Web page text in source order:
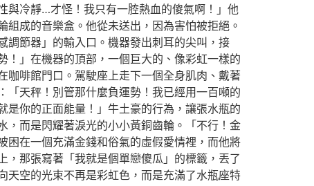
與冷靜…才怪！我只有一腔熱血的傻氣啊！」他
成的音樂盒。他從未送出，因為害怕被拒絕。
調節器」的輸入口。機器發出刺耳的尖叫，接
！」在機器的頂部，一個巨大的、像彩虹一樣的
咖啡館門口。駕駛座上走下一個全身肌肉、戴著
天秤！別管那什麼負運勢！我已經用一百噸的
是你的正面能量！」牛土豪的行為，讓張水瓶的
，而是閃耀著淚光的小小黃銅齒輪。「不行！金
困在一個充滿金錢和俗氣的虛假愛情裡，而他將
那張寫著「我就是個單戀傻瓜」的標籤，丟了
天空的光束不再是彩虹色，而是充滿了水瓶座特